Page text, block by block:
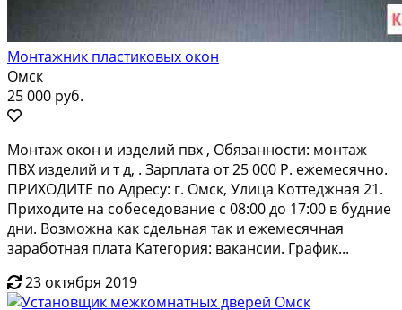
Монтажник пластиковых окон
Омск
25 000 руб.
Монтаж окон и изделий пвх , Обязанности: монтаж
ПВХ изделий и т д, . Зарплата от 25 000 Р. ежемесячно.
ПРИХОДИТЕ по Адресу: г. Омск, Улица Коттеджная 21.
Приходите на собеседование с 08:00 до 17:00 в будние
дни. Возможна как сдельная так и ежемесячная
заработная плата Категория: вакансии. График...
23 октября 2019